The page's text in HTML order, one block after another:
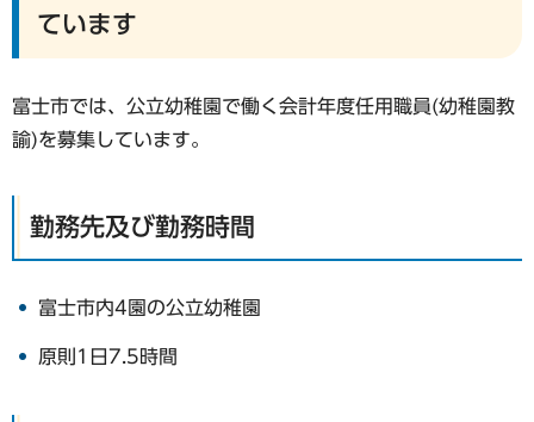
ています
富士市では、公立幼稚園で働く会計年度任用職員(幼稚園教
諭)を募集しています。
勤務先及び勤務時間
富士市内4園の公立幼稚園
原則1日7.5時間